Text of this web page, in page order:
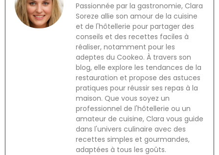
Passionnée par la gastronomie, Clara
Soreze allie son amour de la cuisine
et de l'hôtellerie pour partager des
conseils et des recettes faciles à
réaliser, notamment pour les
adeptes du Cookeo. À travers son
blog, elle explore les tendances de la
restauration et propose des astuces
pratiques pour réussir ses repas à la
maison. Que vous soyez un
professionnel de l'hôtellerie ou un
amateur de cuisine, Clara vous guide
dans l'univers culinaire avec des
recettes simples et gourmandes,
adaptées à tous les goûts.